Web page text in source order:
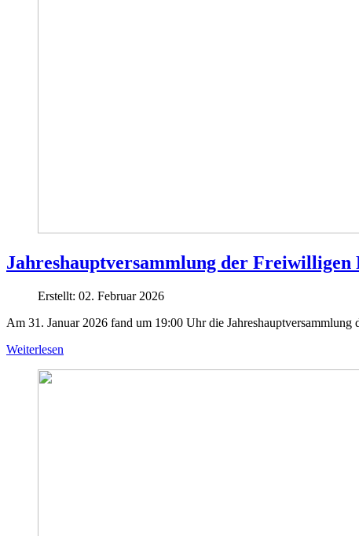
Jahreshauptversammlung der Freiwilligen
Erstellt: 02. Februar 2026
Am 31. Januar 2026 fand um 19:00 Uhr die Jahreshauptversammlung
Weiterlesen